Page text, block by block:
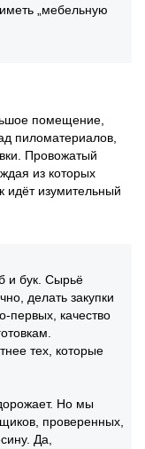
„мебельную
помещение,
пиломатериалов,
Провожатый
из которых
идёт изумительный
и бук. Сырьё
делать закупки
первых, качество
тех, которые
Но мы
проверенных,
Да,